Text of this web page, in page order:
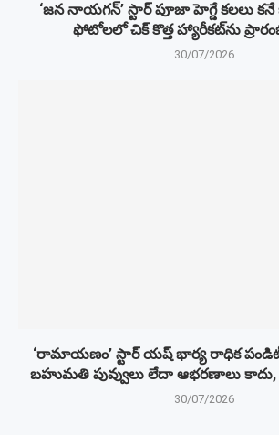
‘జన నాయగన్’ స్టార్ పూజా హెగ్డే కలలు కనే
ఫోటోలలో చిక్ కొత్త హ్యారీకట్‌ను
30/07/2026
‘రామాయణం’ స్టార్ యష్ భార్య రాధిక
బహుమతి పువ్వులు లేదా ఆభరణాలు
30/07/2026